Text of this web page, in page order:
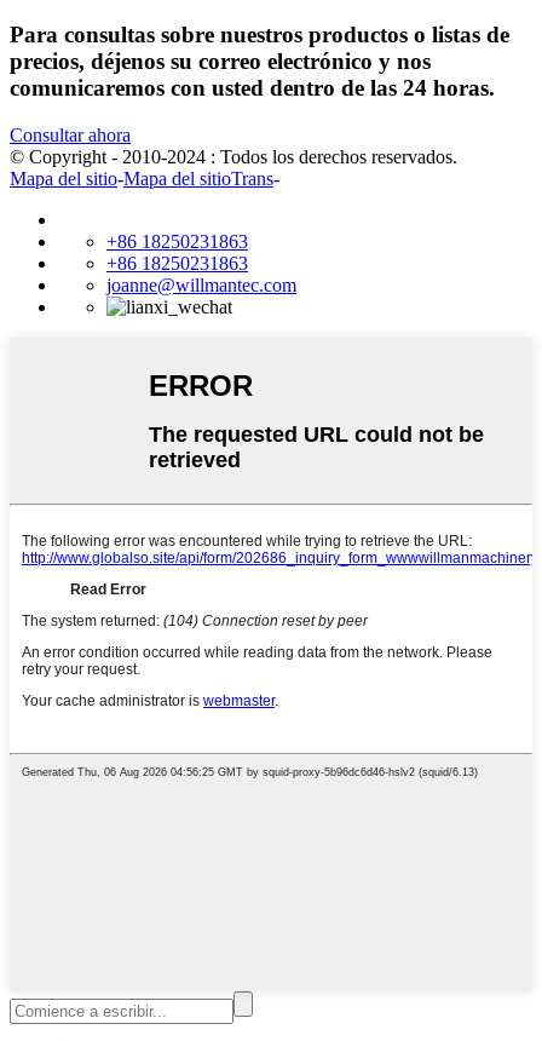
Para consultas sobre nuestros productos o listas de
precios, déjenos su correo electrónico y nos
comunicaremos con usted dentro de las 24 horas.
Consultar ahora
© Copyright - 2010-2024 : Todos los derechos reservados.
Mapa del sitio-Mapa del sitioTrans-
+86 18250231863
+86 18250231863
joanne@willmantec.com